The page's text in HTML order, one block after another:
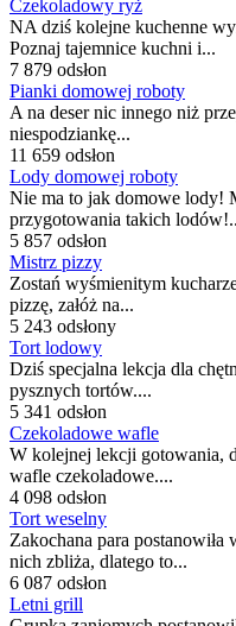
Czekoladowy ryż
NA dziś kolejne kuchenne
Poznaj tajemnice kuchni i...
7 879 odsłon
Pianki domowej roboty
A na deser nic innego niż
niespodziankę...
11 659 odsłon
Lody domowej roboty
Nie ma to jak domowe lody!
przygotowania takich
5 857 odsłon
Mistrz pizzy
Zostań wyśmienitym
pizzę, załóż na...
5 243 odsłony
Tort lodowy
Dziś specjalna lekcja dla
pysznych tortów....
5 341 odsłon
Czekoladowe wafle
W kolejnej lekcji gotowania,
wafle czekoladowe....
4 098 odsłon
Tort weselny
Zakochana para
nich zbliża, dlatego to...
6 087 odsłon
Letni grill